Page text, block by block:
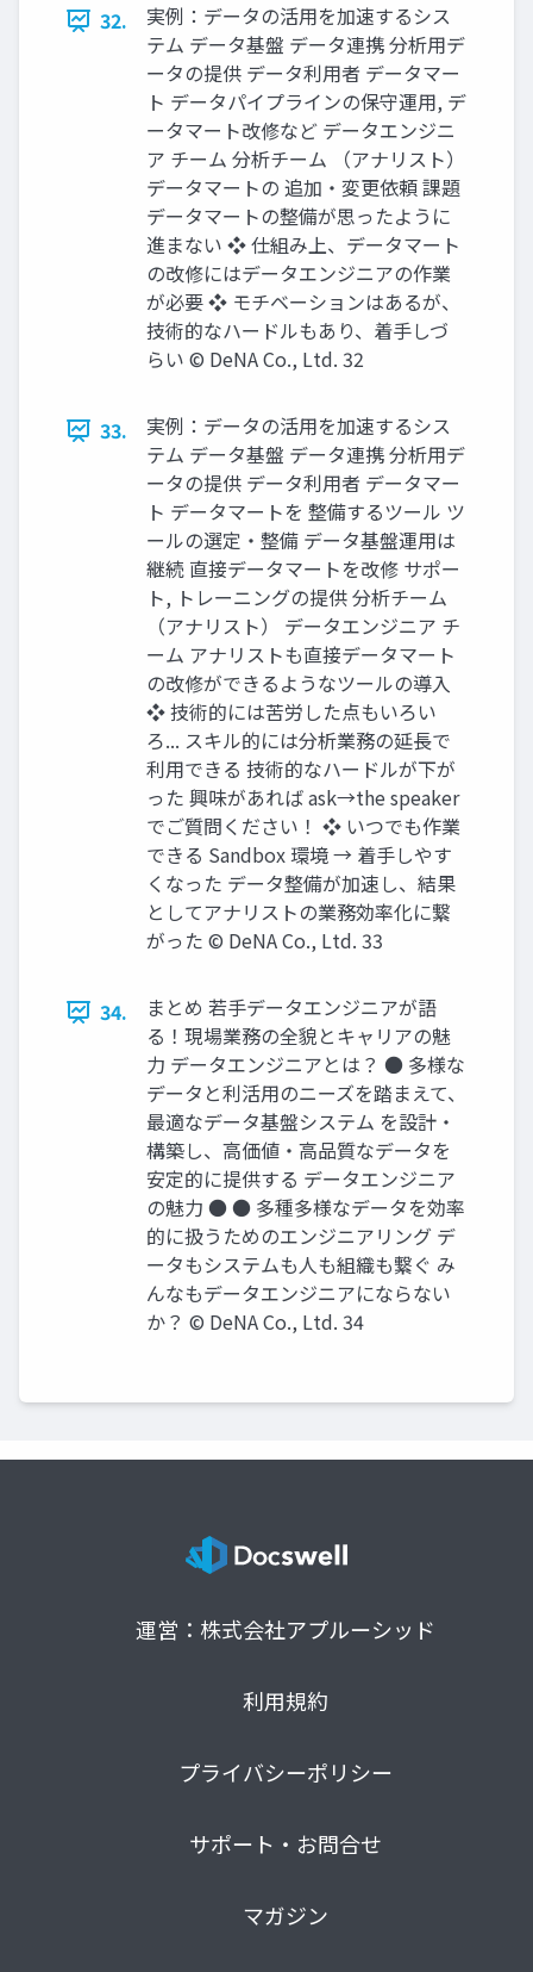
32.
実例：データの活⽤を加速するシス
テム データ基盤 データ連携 分析⽤デ
ータの提供 データ利⽤者 データマー
ト データパイプラインの保守運⽤, デ
ータマート改修など データエンジニ
ア チーム 分析チーム （アナリスト）
データマートの 追加‧変更依頼 課題
データマートの整備が思ったように
進まない ❖ 仕組み上、データマート
の改修にはデータエンジニアの作業
が必要 ❖ モチベーションはあるが、
技術的なハードルもあり、着⼿しづ
らい © DeNA Co., Ltd. 32
33.
実例：データの活⽤を加速するシス
テム データ基盤 データ連携 分析⽤デ
ータの提供 データ利⽤者 データマー
ト データマートを 整備するツール ツ
ールの選定‧整備 データ基盤運⽤は
継続 直接データマートを改修 サポー
ト, トレーニングの提供 分析チーム
（アナリスト） データエンジニア チ
ーム アナリストも直接データマート
の改修ができるようなツールの導⼊
❖ 技術的には苦労した点もいろい
ろ... スキル的には分析業務の延⻑で
利⽤できる 技術的なハードルが下が
った 興味があれば ask→the speaker
でご質問ください！ ❖ いつでも作業
できる Sandbox 環境 → 着⼿しやす
くなった データ整備が加速し、結果
としてアナリストの業務効率化に繋
がった © DeNA Co., Ltd. 33
34.
まとめ 若⼿データエンジニアが語
る！現場業務の全貌とキャリアの魅
⼒ データエンジニアとは？ ● 多様な
データと利活⽤のニーズを踏まえて、
最適なデータ基盤システム を設計‧
構築し、⾼価値‧⾼品質なデータを
安定的に提供する データエンジニア
の魅⼒ ● ● 多種多様なデータを効率
的に扱うためのエンジニアリング デ
ータもシステムも⼈も組織も繋ぐ み
んなもデータエンジニアにならない
か？ © DeNA Co., Ltd. 34
運営：株式会社アプルーシッド
利用規約
プライバシーポリシー
サポート・お問合せ
マガジン